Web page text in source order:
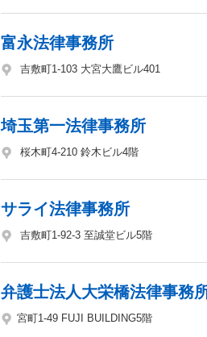
富永法律事務所
吉敷町1-103 大宮大鷹ビル401
埼玉第一法律事務所
桜木町4-210 鈴木ビル4階
サライ法律事務所
吉敷町1-92-3 至誠堂ビル5階
弁護士法人大栄橋法律事務
宮町1-49 FUJI BUILDING5階